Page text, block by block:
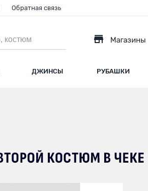
ДЖИНСЫ РУБАШКИ
Магазины
Обратная связь